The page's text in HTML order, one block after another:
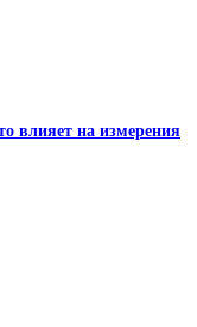
влияет на измерения